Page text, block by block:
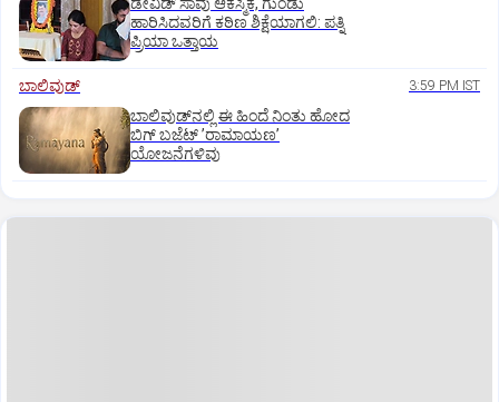
ಹಾರಿಸಿದವರಿಗೆ ಕಠಿಣ ಶಿಕ್ಷೆಯಾಗಲಿ: ಪತ್ನಿ
ಪ್ರಿಯಾ ಒತ್ತಾಯ
ಬಾಲಿವುಡ್‌ 3:59 PM IST
ಬಾಲಿವುಡ್‌ನಲ್ಲಿ ಈ ಹಿಂದೆ ನಿಂತು ಹೋದ
ಬಿಗ್‌ ಬಜೆಟ್ ʼರಾಮಾಯಣʼ‌
ಯೋಜನೆಗಳಿವು